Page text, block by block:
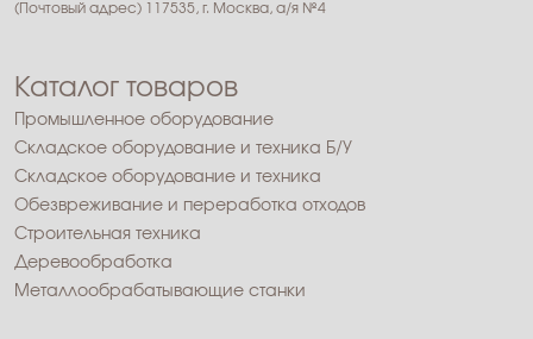
(Почтовый адрес) 117535, г. Москва, а/я №4
Каталог товаров
Промышленное оборудование
Складское оборудование и техника Б/У
Складское оборудование и техника
Обезвреживание и переработка отходов
Строительная техника
Деревообработка
Металлообрабатывающие станки